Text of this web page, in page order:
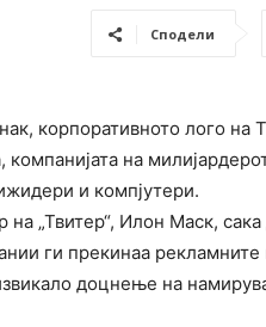
Сподели
корпоративното лого
компанијата на
и компјутери.
на „Твитер“, Илон Маск,
ги прекинаа
доцнење на